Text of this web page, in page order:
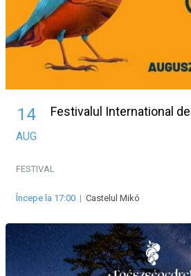
14
AUG
Festivalul International
FESTIVAL
Începe la 17:00 | Castelul Mikó